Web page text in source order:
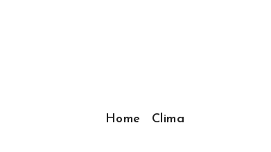
Home Clima